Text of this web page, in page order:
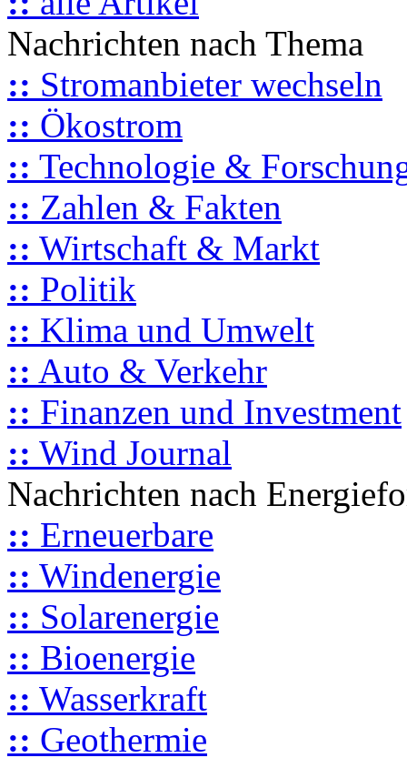
Nachrichten nach Thema
:: Stromanbieter wechseln
:: Ökostrom
:: Technologie &
:: Zahlen & Fakten
:: Wirtschaft & Markt
:: Politik
:: Klima und Umwelt
:: Auto & Verkehr
:: Finanzen und Investment
:: Wind Journal
Nachrichten nach
:: Erneuerbare
:: Windenergie
:: Solarenergie
:: Bioenergie
:: Wasserkraft
:: Geothermie